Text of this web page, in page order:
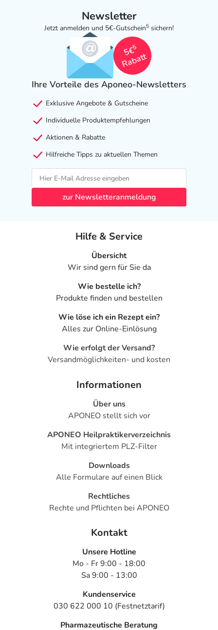
Newsletter
Jetzt anmelden und 5€-Gutschein5 sichern!
5€
5
Rabatt
Ihre Vorteile des Aponeo-Newsletters
Exklusive Angebote & Gutscheine
Individuelle Produktempfehlungen
Aktionen & Rabatte
Hilfreiche Tipps zu aktuellen Themen
zur Newsletteranmeldung
Hilfe & Service
Übersicht
Wir sind gern für Sie da
Wie bestelle ich?
Produkte finden und bestellen
Wie löse ich ein Rezept ein?
Alles zur Online-Einlösung
Wie erfolgt der Versand?
Versandmöglichkeiten- und kosten
Informationen
Über uns
APONEO stellt sich vor
APONEO Heilpraktikerverzeichnis
Mit integriertem PLZ-Filter
Downloads
Alle Formulare auf einen Blick
Rechtliches
Rechte und Pflichten bei APONEO
Kontakt
Unsere Hotline
Mo - Fr 9:00 - 18:00
Sa 9:00 - 13:00
Kundenservice
030 622 000 10 (Festnetztarif)
Pharmazeutische Beratung